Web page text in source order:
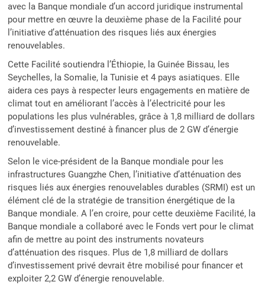
avec la Banque mondiale d’un accord juridique instrumental
pour mettre en œuvre la deuxième phase de la Facilité pour
l’initiative d’atténuation des risques liés aux énergies
renouvelables.
Cette Facilité soutiendra l’Éthiopie, la Guinée Bissau, les
Seychelles, la Somalie, la Tunisie et 4 pays asiatiques. Elle
aidera ces pays à respecter leurs engagements en matière de
climat tout en améliorant l’accès à l’électricité pour les
populations les plus vulnérables, grâce à 1,8 milliard de dollars
d’investissement destiné à financer plus de 2 GW d’énergie
renouvelable.
Selon le vice-président de la Banque mondiale pour les
infrastructures Guangzhe Chen, l’initiative d’atténuation des
risques liés aux énergies renouvelables durables (SRMI) est un
élément clé de la stratégie de transition énergétique de la
Banque mondiale. A l’en croire, pour cette deuxième Facilité, la
Banque mondiale a collaboré avec le Fonds vert pour le climat
afin de mettre au point des instruments novateurs
d’atténuation des risques. Plus de 1,8 milliard de dollars
d’investissement privé devrait être mobilisé pour financer et
exploiter 2,2 GW d’énergie renouvelable.